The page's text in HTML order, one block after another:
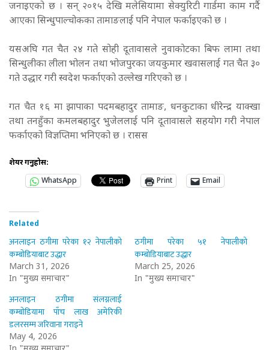
जनाइएको छ । सन् २०१५ देखि मलेसियामा सेक्युरिटी गार्डमा काम गर्दै
आएका सिन्धुपाल्चोकका तामाङलाई पनि नेपाल फर्काइएको छ ।
यसअघि गत चैत २४ गते सोही दूतावासले नुवाकोटका बिफ लामा तथा
सिन्धुलीका लीला भोलन तथा भोजपुरका जयकुमार खवासलाई गत चैत ३०
गते उद्धार गरी स्वदेश फर्काएको उल्लेख गरिएको छ ।
गत चैत १६ मा झापाका पदमबहादुर तामाङ, धनकुटाका धीरेन्द्र याक्खा
तथा तनहुँका कमलबहादुर भुजेललाई पनि दूतावासले सहयोग गरी नेपाल
फर्काएको विज्ञप्तिमा भनिएको छ । रासस
शेयर गर्नुहोस:
WhatsApp
Print Email
Related
अनलाइन ठगीमा परेका १२ नेपालीको
कम्बोडियाबाट उद्धार
March 31, 2026
In "मुख्य समाचार"
ठगीमा परेका ५१ नेपालीको
कम्बोडियाबाट उद्धार
March 25, 2026
In "मुख्य समाचार"
अनलाइन ठगीमा संलग्नलाई
कम्बोडियामा पाँच लाख अमेरिकी
डलरसम्म जरिवाना गराइने
May 4, 2026